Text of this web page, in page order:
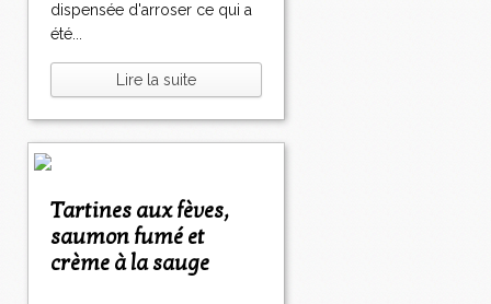
dispensée d'arroser ce qui a
été...
Lire la suite
Tartines aux fèves,
saumon fumé et
crème à la sauge